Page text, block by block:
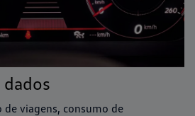
viagens, consumo de